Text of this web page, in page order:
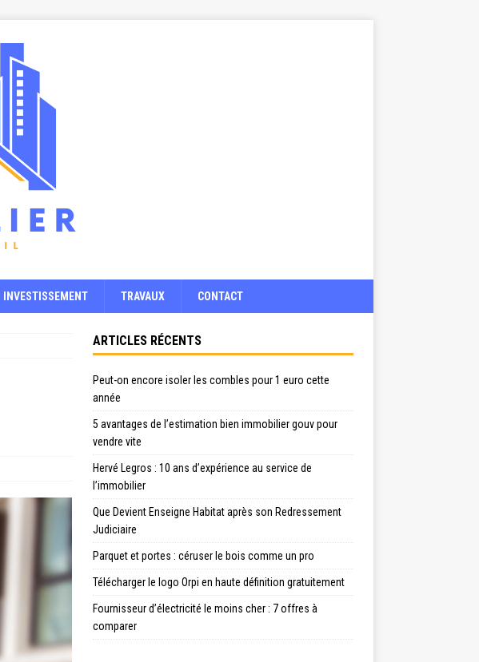
INVESTISSEMENT TRAVAUX CONTACT
ARTICLES RÉCENTS
Peut-on encore isoler les combles pour 1 euro cette
année
5 avantages de l’estimation bien immobilier gouv pour
vendre vite
Hervé Legros : 10 ans d’expérience au service de
l’immobilier
Que Devient Enseigne Habitat après son Redressement
Judiciaire
Parquet et portes : céruser le bois comme un pro
Télécharger le logo Orpi en haute définition gratuitement
Fournisseur d’électricité le moins cher : 7 offres à
comparer